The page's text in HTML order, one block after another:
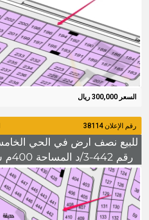
السعر 300,000 ريال
رقم الإعلان 38114
للبيع نصف ارض في الحي
على السوم